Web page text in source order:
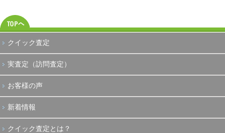
クイック査定
実査定（訪問査定）
お客様の声
新着情報
クイック査定とは？